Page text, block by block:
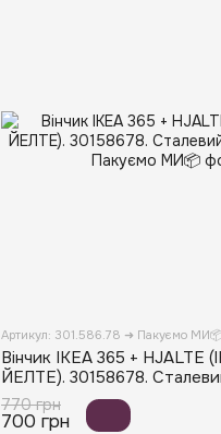
Артикул: 301.586.78 ➜ Пакуємо
Вінчик IKEA 365 + HJALTE
ЙЕЛТЕ). 30158678.
770 грн
700 грн